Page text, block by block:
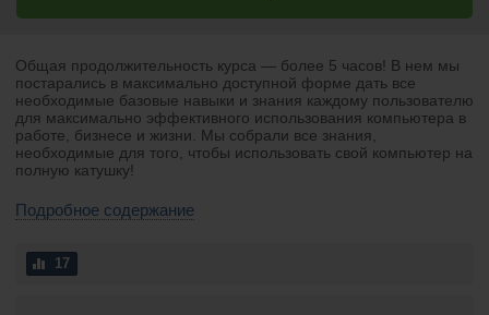
Общая продолжительность курса — более 5 часов! В нем мы
постарались в максимально доступной форме дать все
необходимые базовые навыки и знания каждому пользователю
для максимально эффективного использования компьютера в
работе, бизнесе и жизни. Мы собрали все знания,
необходимые для того, чтобы использовать свой компьютер на
полную катушку!
Подробное содержание
17